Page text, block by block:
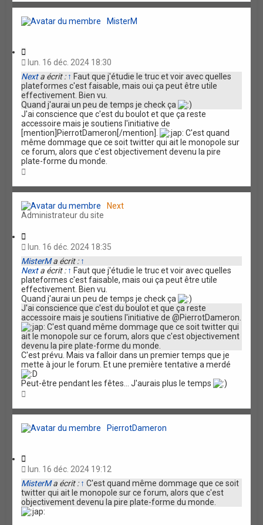
u
MisterM
C
a
t
i
o
n
lun. 16 déc. 2024 18:30
Nexta écrit : ↑ Faut que j'étudie le truc et voir avec quelles
plateformes c'est faisable, mais oui ça peut être utile
effectivement. Bien vu.
Quand j'aurai un peu de temps je check ça
J'ai conscience que c'est du boulot et que ça reste
accessoire mais je soutiens l'initiative de
[mention]PierrotDameron[/mention].
C'est quand
même dommage que ce soit twitter qui ait le monopole sur
ce forum, alors que c'est objectivement devenu la pire
plate-forme du monde.
u
Next
Administrateur du site
C
a
t
i
o
n
lun. 16 déc. 2024 18:35
MisterMa écrit : ↑
Nexta écrit : ↑ Faut que j'étudie le truc et voir avec quelles
plateformes c'est faisable, mais oui ça peut être utile
effectivement. Bien vu.
Quand j'aurai un peu de temps je check ça
J'ai conscience que c'est du boulot et que ça reste
accessoire mais je soutiens l'initiative de @PierrotDameron.
C'est quand même dommage que ce soit twitter qui
ait le monopole sur ce forum, alors que c'est objectivement
devenu la pire plate-forme du monde.
C'est prévu. Mais va falloir dans un premier temps que je
mette à jour le forum. Et une première tentative a merdé
Peut-être pendant les fêtes... J'aurais plus le temps
u
PierrotDameron
C
a
t
i
o
lun. 16 déc. 2024 19:12
MisterMa écrit : ↑ C'est quand même dommage que ce soit
twitter qui ait le monopole sur ce forum, alors que c'est
objectivement devenu la pire plate-forme du monde.